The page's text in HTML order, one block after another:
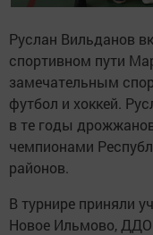
Руслан Вильданов
спортивном пути
замечательным
футбол и хоккей.
в те годы
чемпионами
районов.
В турнире приняли
Новое Ильмово,